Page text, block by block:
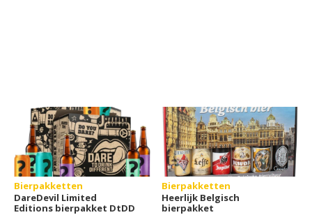
Bierpakketten
DareDevil Limited
Editions bierpakket DtDD
Bierpakketten
Heerlijk Belgisch
bierpakket